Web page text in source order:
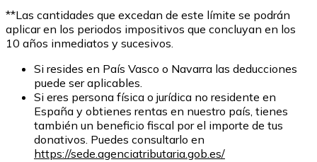
**Las cantidades que excedan de este límite se podrán
aplicar en los periodos impositivos que concluyan en los
10 años inmediatos y sucesivos.
Si resides en País Vasco o Navarra las deducciones
puede ser aplicables.
Si eres persona física o jurídica no residente en
España y obtienes rentas en nuestro país, tienes
también un beneficio fiscal por el importe de tus
donativos. Puedes consultarlo en
https://sede.agenciatributaria.gob.es/